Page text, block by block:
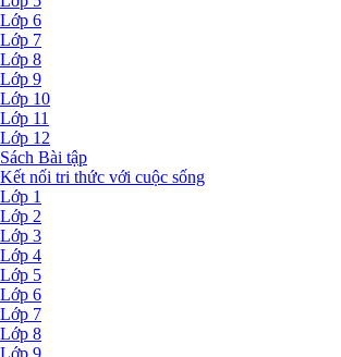
Lớp 6
Lớp 7
Lớp 8
Lớp 9
Lớp 10
Lớp 11
Lớp 12
Sách Bài tập
Kết nối tri thức với cuộc sống
Lớp 1
Lớp 2
Lớp 3
Lớp 4
Lớp 5
Lớp 6
Lớp 7
Lớp 8
Lớp 9